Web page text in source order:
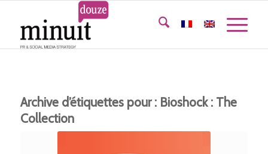
Archive d’étiquettes pour : Bioshock : The
Collection